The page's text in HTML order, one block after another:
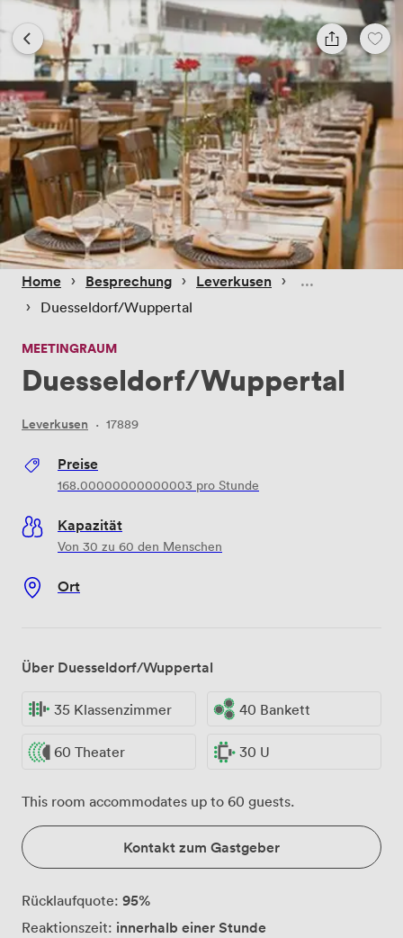
Home › Besprechung › Leverkusen ›
› Duesseldorf/Wuppertal
MEETINGRAUM
Duesseldorf/Wuppertal
Leverkusen · 17889
Preise
168.00000000000003 pro Stunde
Kapazität
Von 30 zu 60 den Menschen
Ort
Über Duesseldorf/Wuppertal
35 Klassenzimmer 40 Bankett
60 Theater 30 U
This room accommodates up to 60 guests.
Kontakt zum Gastgeber
Rücklaufquote: 95%
Reaktionszeit: innerhalb einer Stunde